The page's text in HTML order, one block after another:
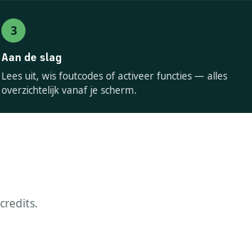
Aan de slag
Lees uit, wis foutcodes of activeer functies — alles
overzichtelijk vanaf je scherm.